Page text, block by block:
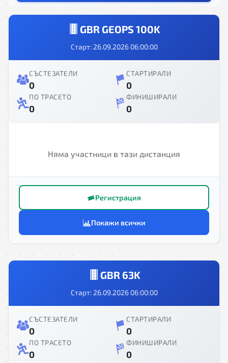
GBR GEOPS 100K
Старт: 26.09.2026 06:00:00
СЪСТЕЗАТЕЛИ
0
СТАРТИРАЛИ
0
ПО ТРАСЕТО
0
ФИНИШИРАЛИ
0
Няма участници в тази дистанция
Регистрация
Покажи всички
GBR 63K
Старт: 26.09.2026 06:00:00
СЪСТЕЗАТЕЛИ
0
СТАРТИРАЛИ
0
ПО ТРАСЕТО
0
ФИНИШИРАЛИ
0